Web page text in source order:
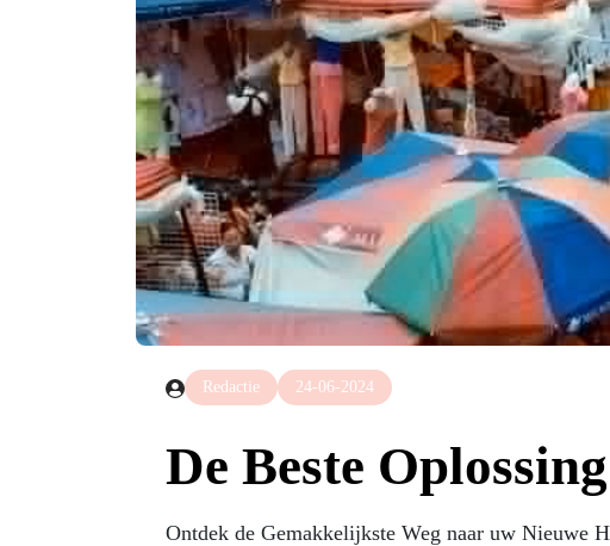
Redactie 24-06-2024
De Beste
Ontdek de Gemakkelijkste Weg naar uw Nieuwe